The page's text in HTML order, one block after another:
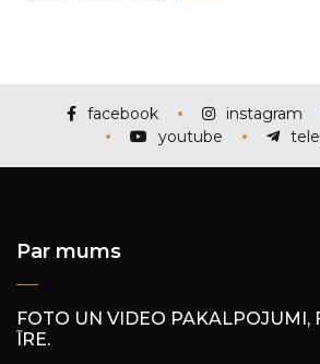
facebook instagram
youtube
Par mums
FOTO UN VIDEO PAKALPOJUMI,
ĪRE.